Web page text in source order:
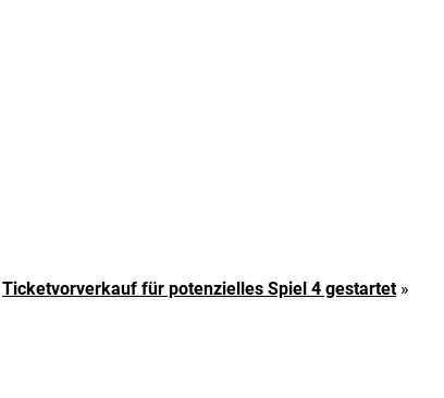
Ticketvorverkauf für potenzielles Spiel 4 gestartet»